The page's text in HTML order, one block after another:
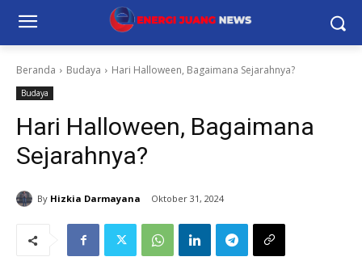
Beranda Budaya Hari Halloween, Bagaimana Sejarahnya?
Budaya
Hari Halloween, Bagaimana
Sejarahnya?
By Hizkia Darmayana Oktober 31, 2024